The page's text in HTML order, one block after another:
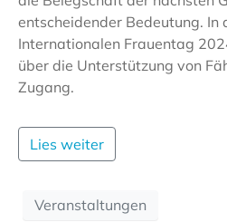
entscheidender Bedeutung. In
Internationalen Frauentag
über die Unterstützung von
Zugang.
Lies weiter
Veranstaltungen